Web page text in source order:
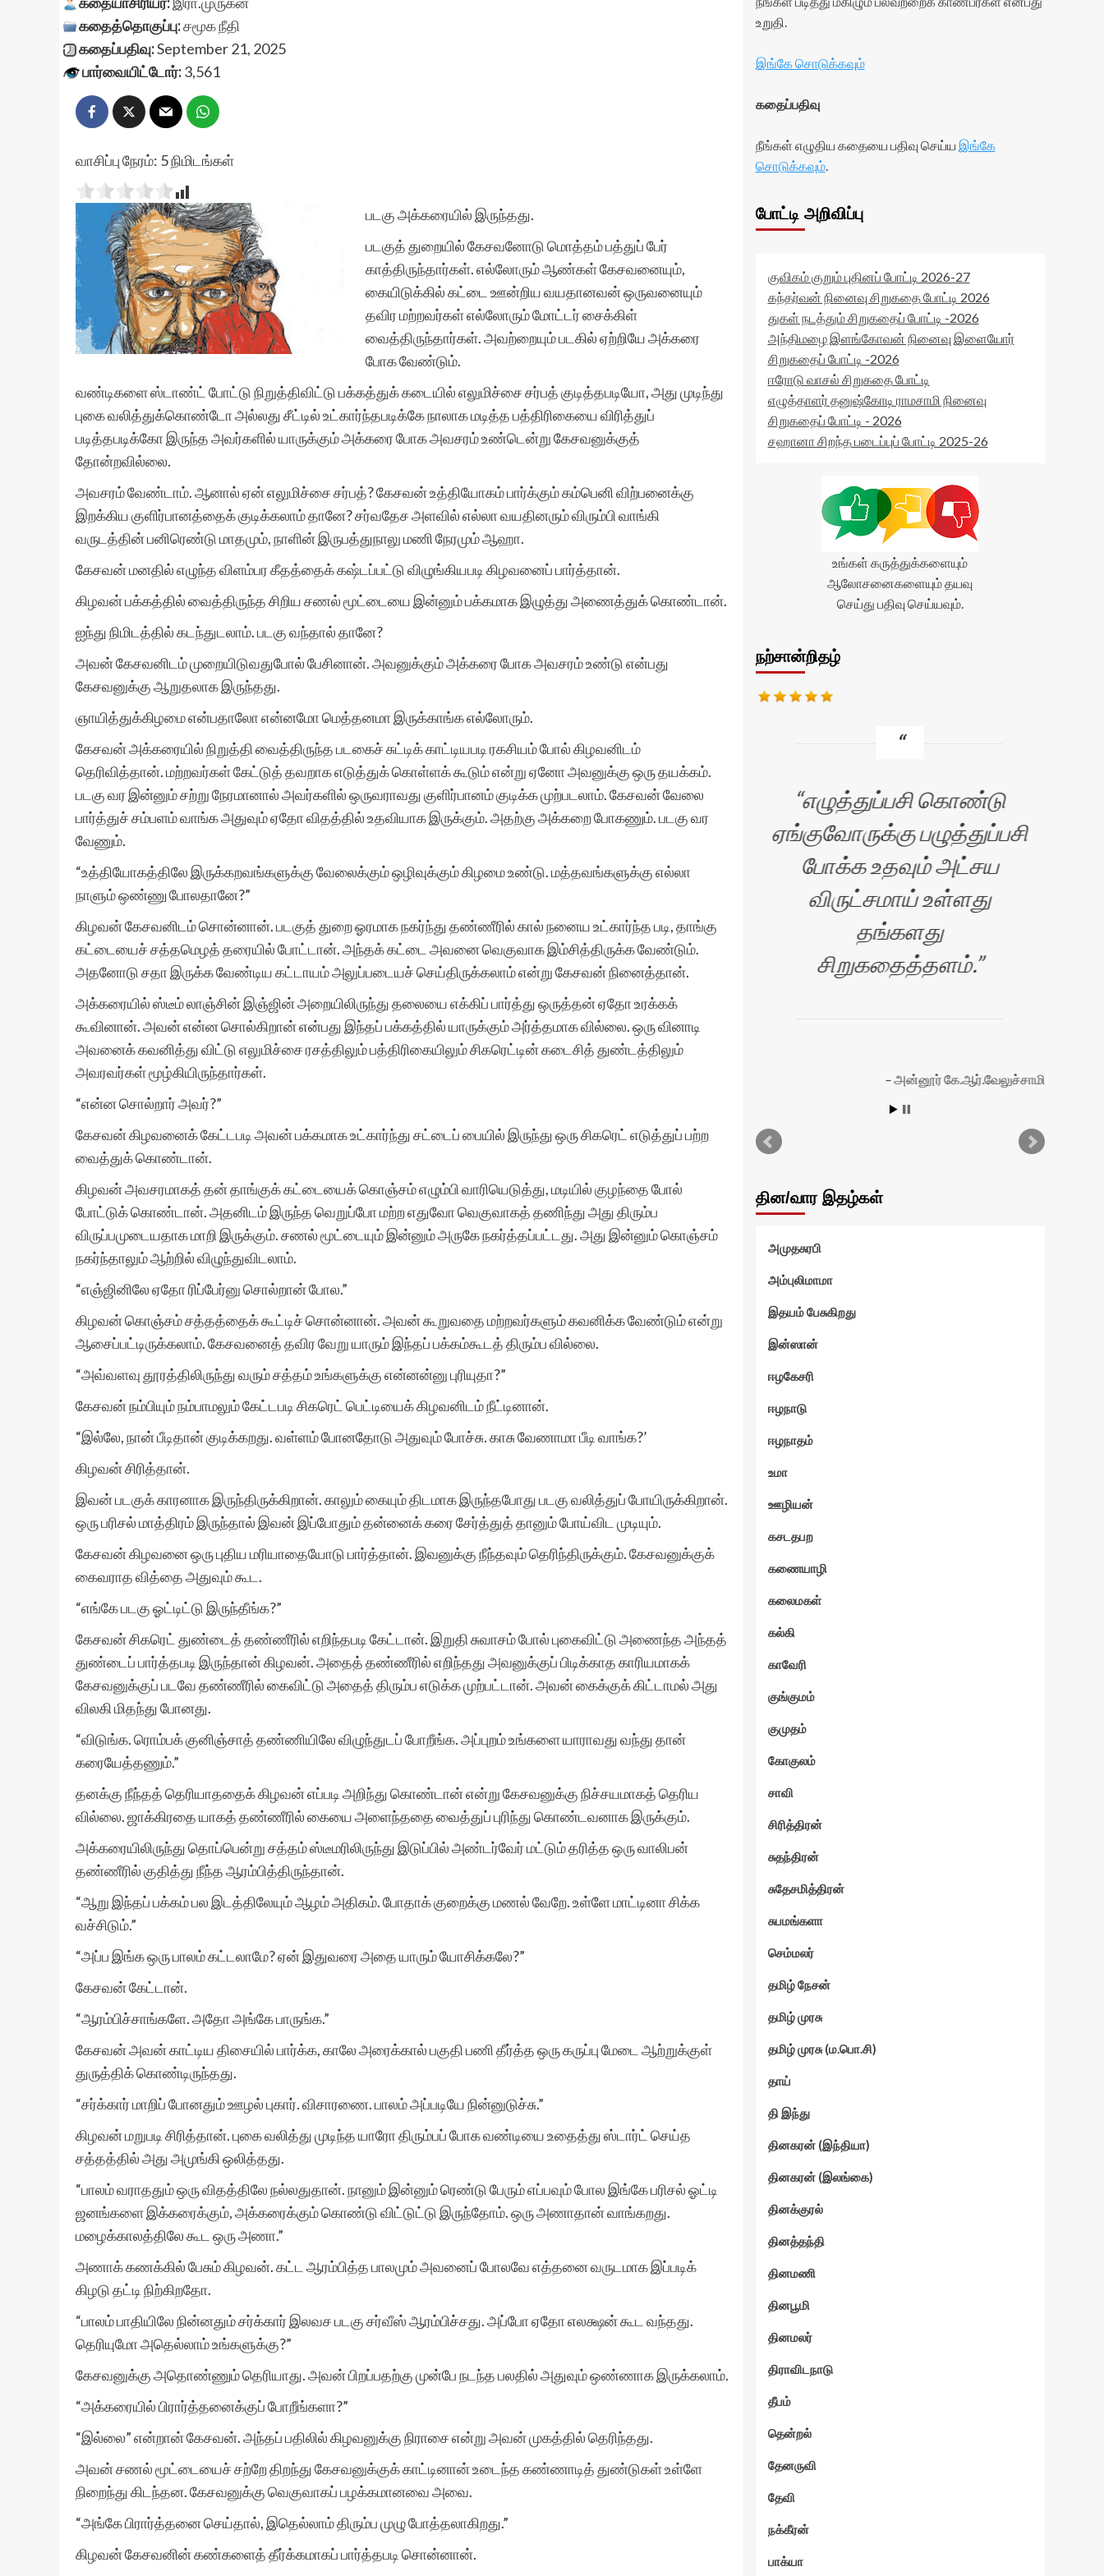
கதைத்தொகுப்பு:சமூக நீதி
கதைப்பதிவு:September 21, 2025
பார்வையிட்டோர்:3,561
வாசிப்பு நேரம்: 5நிமிடங்கள்
படகு அக்கரையில் இருந்தது.
படகுத் துறையில் கேசவனோடு மொத்தம் பத்துப் பேர்
காத்திருந்தார்கள். எல்லோரும் ஆண்கள் கேசவனையும்,
கையிடுக்கில் கட்டை ஊன்றிய வயதானவன் ஒருவனையும்
தவிர மற்றவர்கள் எல்லோரும் மோட்டர் சைக்கிள்
வைத்திருந்தார்கள். அவற்றையும் படகில் ஏற்றியே அக்கரை
போக வேண்டும்.
வண்டிகளை ஸ்டாண்ட் போட்டு நிறுத்திவிட்டு பக்கத்துக் கடையில் எலுமிச்சை சர்பத் குடித்தபடியோ, அது முடிந்து
புகை வலித்துக்கொண்டோ அல்லது சீட்டில் உட்கார்ந்தபடிக்கே நாலாக மடித்த பத்திரிகையை விரித்துப்
படித்தபடிக்கோ இருந்த அவர்களில் யாருக்கும் அக்கரை போக அவசரம் உண்டென்று கேசவனுக்குத்
தோன்றவில்லை.
அவசரம் வேண்டாம். ஆனால் ஏன் எலுமிச்சை சர்பத்? கேசவன் உத்தியோகம் பார்க்கும் கம்பெனி விற்பனைக்கு
இறக்கிய குளிர்பானத்தைக் குடிக்கலாம் தானே? சர்வதேச அளவில் எல்லா வயதினரும் விரும்பி வாங்கி
வருடத்தின் பனிரெண்டு மாதமும், நாளின் இருபத்துநாலு மணி நேரமும் ஆஹா.
கேசவன் மனதில் எழுந்த விளம்பர கீதத்தைக் கஷ்டப்பட்டு விழுங்கியபடி கிழவனைப் பார்த்தான்.
கிழவன் பக்கத்தில் வைத்திருந்த சிறிய சணல் மூட்டையை இன்னும் பக்கமாக இழுத்து அணைத்துக் கொண்டான்.
ஐந்து நிமிடத்தில் கடந்துடலாம். படகு வந்தால் தானே?
அவன் கேசவனிடம் முறையிடுவதுபோல் பேசினான். அவனுக்கும் அக்கரை போக அவசரம் உண்டு என்பது
கேசவனுக்கு ஆறுதலாக இருந்தது.
ஞாயித்துக்கிழமை என்பதாலோ என்னமோ மெத்தனமா இருக்காங்க எல்லோரும்.
கேசவன் அக்கரையில் நிறுத்தி வைத்திருந்த படகைச் சுட்டிக் காட்டியபடி ரகசியம் போல் கிழவனிடம்
தெரிவித்தான். மற்றவர்கள் கேட்டுத் தவறாக எடுத்துக் கொள்ளக் கூடும் என்று ஏனோ அவனுக்கு ஒரு தயக்கம்.
படகு வர இன்னும் சற்று நேரமானால் அவர்களில் ஒருவராவது குளிர்பானம் குடிக்க முற்படலாம். கேசவன் வேலை
பார்த்துச் சம்பளம் வாங்க அதுவும் ஏதோ விதத்தில் உதவியாக இருக்கும். அதற்கு அக்கறை போகணும். படகு வர
வேணும்.
“உத்தியோகத்திலே இருக்கறவங்களுக்கு வேலைக்கும் ஒழிவுக்கும் கிழமை உண்டு. மத்தவங்களுக்கு எல்லா
நாளும் ஒண்ணு போலதானே?”
கிழவன் கேசவனிடம் சொன்னான். படகுத் துறை ஓரமாக நகர்ந்து தண்ணீரில் கால் நனைய உட்கார்ந்த படி, தாங்கு
கட்டையைச் சத்தமெழத் தரையில் போட்டான். அந்தக் கட்டை அவனை வெகுவாக இம்சித்திருக்க வேண்டும்.
அதனோடு சதா இருக்க வேண்டிய கட்டாயம் அலுப்படையச் செய்திருக்கலாம் என்று கேசவன் நினைத்தான்.
அக்கரையில் ஸ்டீம் லாஞ்சின் இஞ்ஜின் அறையிலிருந்து தலையை எக்கிப் பார்த்து ஒருத்தன் ஏதோ உரக்கக்
கூவினான். அவன் என்ன சொல்கிறான் என்பது இந்தப் பக்கத்தில் யாருக்கும் அர்த்தமாக வில்லை. ஒரு வினாடி
அவனைக் கவனித்து விட்டு எலுமிச்சை ரசத்திலும் பத்திரிகையிலும் சிகரெட்டின் கடைசித் துண்டத்திலும்
அவரவர்கள் மூழ்கியிருந்தார்கள்.
“என்ன சொல்றார் அவர்?”
கேசவன் கிழவனைக் கேட்டபடி அவன் பக்கமாக உட்கார்ந்து சட்டைப் பையில் இருந்து ஒரு சிகரெட் எடுத்துப் பற்ற
வைத்துக் கொண்டான்.
கிழவன் அவசரமாகத் தன் தாங்குக் கட்டையைக் கொஞ்சம் எழும்பி வாரியெடுத்து, மடியில் குழந்தை போல்
போட்டுக் கொண்டான். அதனிடம் இருந்த வெறுப்போ மற்ற எதுவோ வெகுவாகத் தணிந்து அது திரும்ப
விருப்பமுடையதாக மாறி இருக்கும். சணல் மூட்டையும் இன்னும் அருகே நகர்த்தப்பட்டது. அது இன்னும் கொஞ்சம்
நகர்ந்தாலும் ஆற்றில் விழுந்துவிடலாம்.
“எஞ்ஜினிலே ஏதோ ரிப்பேர்னு சொல்றான் போல.”
கிழவன் கொஞ்சம் சத்தத்தைக் கூட்டிச் சொன்னான். அவன் கூறுவதை மற்றவர்களும் கவனிக்க வேண்டும் என்று
ஆசைப்பட்டிருக்கலாம். கேசவனைத் தவிர வேறு யாரும் இந்தப் பக்கம்கூடத் திரும்ப வில்லை.
“அவ்வளவு தூரத்திலிருந்து வரும் சத்தம் உங்களுக்கு என்னன்னு புரியுதா?”
கேசவன் நம்பியும் நம்பாமலும் கேட்டபடி சிகரெட் பெட்டியைக் கிழவனிடம் நீட்டினான்.
“இல்லே, நான் பீடிதான் குடிக்கறது. வள்ளம் போனதோடு அதுவும் போச்சு. காசு வேணாமா பீடி வாங்க?’
கிழவன் சிரித்தான்.
இவன் படகுக் காரனாக இருந்திருக்கிறான். காலும் கையும் திடமாக இருந்தபோது படகு வலித்துப் போயிருக்கிறான்.
ஒரு பரிசல் மாத்திரம் இருந்தால் இவன் இப்போதும் தன்னைக் கரை சேர்த்துத் தானும் போய்விட முடியும்.
கேசவன் கிழவனை ஒரு புதிய மரியாதையோடு பார்த்தான். இவனுக்கு நீந்தவும் தெரிந்திருக்கும். கேசவனுக்குக்
கைவராத வித்தை அதுவும் கூட.
“எங்கே படகு ஓட்டிட்டு இருந்தீங்க?”
கேசவன் சிகரெட் துண்டைத் தண்ணீரில் எறிந்தபடி கேட்டான். இறுதி சுவாசம் போல் புகைவிட்டு அணைந்த அந்தத்
துண்டைப் பார்த்தபடி இருந்தான் கிழவன். அதைத் தண்ணீரில் எறிந்தது அவனுக்குப் பிடிக்காத காரியமாகக்
கேசவனுக்குப் படவே தண்ணீரில் கைவிட்டு அதைத் திரும்ப எடுக்க முற்பட்டான். அவன் கைக்குக் கிட்டாமல் அது
விலகி மிதந்து போனது.
“விடுங்க. ரொம்பக் குனிஞ்சாத் தண்ணியிலே விழுந்துடப் போறீங்க. அப்புறம் உங்களை யாராவது வந்து தான்
கரையேத்தணும்.”
தனக்கு நீந்தத் தெரியாததைக் கிழவன் எப்படி அறிந்து கொண்டான் என்று கேசவனுக்கு நிச்சயமாகத் தெரிய
வில்லை. ஜாக்கிரதை யாகத் தண்ணீரில் கையை அளைந்ததை வைத்துப் புரிந்து கொண்டவனாக இருக்கும்.
அக்கரையிலிருந்து தொப்பென்று சத்தம் ஸ்டீமரிலிருந்து இடுப்பில் அண்டர்வேர் மட்டும் தரித்த ஒரு வாலிபன்
தண்ணீரில் குதித்து நீந்த ஆரம்பித்திருந்தான்.
“ஆறு இந்தப் பக்கம் பல இடத்திலேயும் ஆழம் அதிகம். போதாக் குறைக்கு மணல் வேறே. உள்ளே மாட்டினா சிக்க
வச்சிடும்.”
“அப்ப இங்க ஒரு பாலம் கட்டலாமே? ஏன் இதுவரை அதை யாரும் யோசிக்கலே?”
கேசவன் கேட்டான்.
“ஆரம்பிச்சாங்களே. அதோ அங்கே பாருங்க.”
கேசவன் அவன் காட்டிய திசையில் பார்க்க, காலே அரைக்கால் பகுதி பணி தீர்த்த ஒரு கருப்பு மேடை ஆற்றுக்குள்
துருத்திக் கொண்டிருந்தது.
“சர்க்கார் மாறிப் போனதும் ஊழல் புகார். விசாரணை. பாலம் அப்படியே நின்னுடுச்சு.”
கிழவன் மறுபடி சிரித்தான். புகை வலித்து முடிந்த யாரோ திரும்பப் போக வண்டியை உதைத்து ஸ்டார்ட் செய்த
சத்தத்தில் அது அமுங்கி ஒலித்தது.
“பாலம் வராததும் ஒரு விதத்திலே நல்லதுதான். நானும் இன்னும் ரெண்டு பேரும் எப்பவும் போல இங்கே பரிசல் ஓட்டி
ஜனங்களை இக்கரைக்கும், அக்கரைக்கும் கொண்டு விட்டுட்டு இருந்தோம். ஒரு அணாதான் வாங்கறது.
மழைக்காலத்திலே கூட ஒரு அணா.”
அணாக் கணக்கில் பேசும் கிழவன். கட்ட ஆரம்பித்த பாலமும் அவனைப் போலவே எத்தனை வருடமாக இப்படிக்
கிழடு தட்டி நிற்கிறதோ.
“பாலம் பாதியிலே நின்னதும் சர்க்கார் இலவச படகு சர்வீஸ் ஆரம்பிச்சது. அப்போ ஏதோ எலக்ஷன் கூட வந்தது.
தெரியுமோ அதெல்லாம் உங்களுக்கு?”
கேசவனுக்கு அதொண்ணும் தெரியாது. அவன் பிறப்பதற்கு முன்பே நடந்த பலதில் அதுவும் ஒண்ணாக இருக்கலாம்.
“அக்கரையில் பிரார்த்தனைக்குப் போறீங்களா?”
“இல்லை” என்றான் கேசவன். அந்தப் பதிலில் கிழவனுக்கு நிராசை என்று அவன் முகத்தில் தெரிந்தது.
அவன் சணல் மூட்டையைச் சற்றே திறந்து கேசவனுக்குக் காட்டினான் உடைந்த கண்ணாடித் துண்டுகள் உள்ளே
நிறைந்து கிடந்தன. கேசவனுக்கு வெகுவாகப் பழக்கமானவை அவை.
“அங்கே பிரார்த்தனை செய்தால், இதெல்லாம் திரும்ப முழு போத்தலாகிறது.”
கிழவன் கேசவனின் கண்களைத் தீர்க்கமாகப் பார்த்தபடி சொன்னான்.
உறுதி.
இங்கே சொடுக்கவும்
கதைப்பதிவு
நீங்கள் எழுதிய கதையை பதிவு செய்ய இங்கே
சொடுக்கவும்.
போட்டி அறிவிப்பு
குவிகம் குறும் புதினப் போட்டி 2026-27
கந்தர்வன் நினைவு சிறுகதை போட்டி 2026
துகள் நடத்தும் சிறுகதைப் போட்டி -2026
அந்திமழை இளங்கோவன் நினைவு இளையோர்
சிறுகதைப் போட்டி -2026
ஈரோடு வாசல் சிறுகதை போட்டி
எழுத்தாளர் தனுஷ்கோடி ராமசாமி நினைவு
சிறுகதைப் போட்டி - 2026
சஹானா சிறந்த படைப்புப் போட்டி 2025-26
உங்கள் கருத்துக்களையும்
ஆலோசனைகளையும் தயவு
செய்து பதிவு செய்யவும்.
நற்சான்றிதழ்
மிக்க மகிழ்ச்சி. ஒவ்வொரு
தடவையும் எனது கதை
இணையதளத்தில்
செய்தி அறிந்து உண்மையில்
மகிழ்ந்து போகிறேன்.
உங்களின் சேவை
அளப்பரியது. உலகெங்கிலும்
இருக்கும் தமிழர்களால்
இத்தளத்தின் உதவியால்
படத்தினை தேர்வு செய்து
வெளியிடுவது தங்களின்
நன்றியை தெரிவித்துக்
கொள்கிறேன். நன்றிகளுடன்
இரா.கலைச்செல்வி
எழுத்துப்பசி கொண்டு
ஏங்குவோருக்கு பழுத்துப்பசி
போக்க உதவும் அட்சய
விருட்சமாய் உள்ளது
தங்களது
சிறுகதைத்தளம்.
அன்னூர் கே.ஆர்.வேலுச்சாமி
தின/வார இதழ்கள்
அமுதசுரபி
அம்புலிமாமா
இதயம் பேசுகிறது
இன்ஸான்
ஈழகேசரி
ஈழநாடு
ஈழநாதம்
உமா
ஊழியன்
கசடதபற
கணையாழி
கலைமகள்
கல்கி
காவேரி
குங்குமம்
குமுதம்
கோகுலம்
சாவி
சிரித்திரன்
சுதந்திரன்
சுதேசமித்திரன்
சுபமங்களா
செம்மலர்
தமிழ் நேசன்
தமிழ் முரசு
தமிழ் முரசு (ம.பொ.சி)
தாய்
தி இந்து
தினகரன் (இந்தியா)
தினகரன் (இலங்கை)
தினக்குரல்
தினத்தந்தி
தினமணி
தினபூமி
தினமலர்
திராவிடநாடு
தீபம்
தென்றல்
தேனருவி
தேவி
நக்கீரன்
பாக்யா